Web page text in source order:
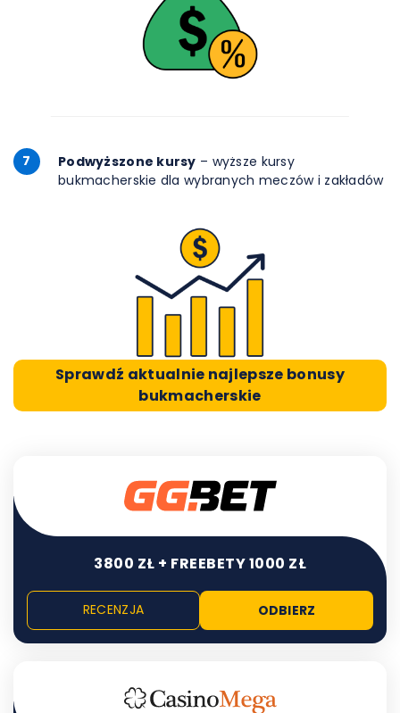
7 Podwyższone kursy – wyższe kursy
bukmacherskie dla wybranych meczów i zakładów
Sprawdź aktualnie najlepsze bonusy
bukmacherskie
3800 ZŁ + FREEBETY 1000 ZŁ
RECENZJA ODBIERZ